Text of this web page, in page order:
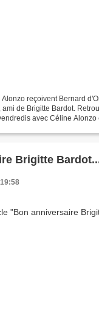
reçoivent Bernard
ami de Brigitte Bardot.
avec Céline Alonzo
Brigitte